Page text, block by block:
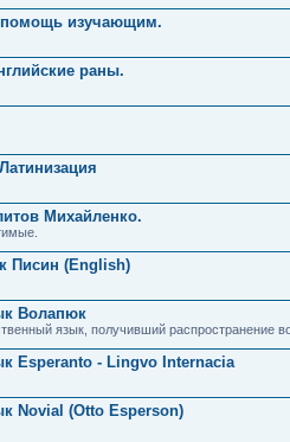
помощь изучающим.
раны.
Михайленко.
Писин (English)
Волапюк
язык, получивший распространение
Esperanto - Lingvo Internacia
Novial (Otto Esperson)